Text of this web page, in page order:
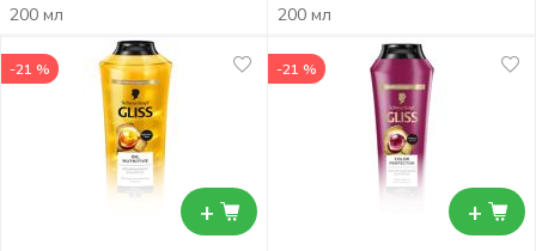
200 мл
200 мл
+
-21 %
+
-21 %